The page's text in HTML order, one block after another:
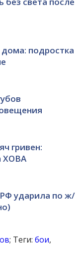
подростка
гривен:
ХОВА
ударила по ж/
; Теги:бои,